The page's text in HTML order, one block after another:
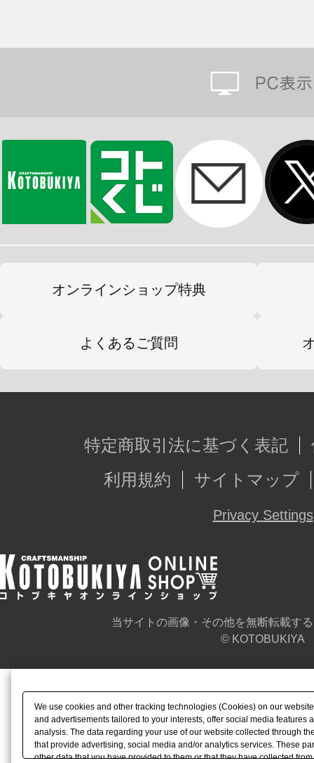
オンラインショップ特典
よくあるご質問
特定商取引法に基づく表記
利用規約
サイトマップ
Privacy Settings
当サイトの画像・その他を無断転載す
© KOTOBUKIYA
We use cookies and other tracking technologies (Cookies) on our
and advertisements tailored to your interests, offer social media features
analysis. The data regarding your use of our website collected through
that provide advertising, social media and/or analytics services. These
other data that you have provided to them or that they have collected